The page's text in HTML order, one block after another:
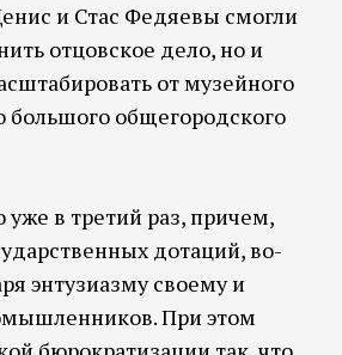
и Стас Федяевы смогли
отцовское дело, но и
от музейного
большого общегородского
уже в третий раз, причем,
дотаций, во-
энтузиазму своему и
При этом